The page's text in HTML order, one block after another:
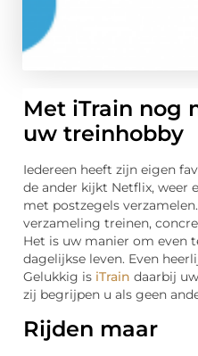
Met iTrain nog
uw treinhobby
Iedereen heeft zijn eigen
de ander kijkt Netflix, weer
met postzegels
verzameling treinen,
Het is uw manier om even
dagelijkse leven. Even
Gelukkig is iTrain daarbij
zij begrijpen u als geen
Rijden maar